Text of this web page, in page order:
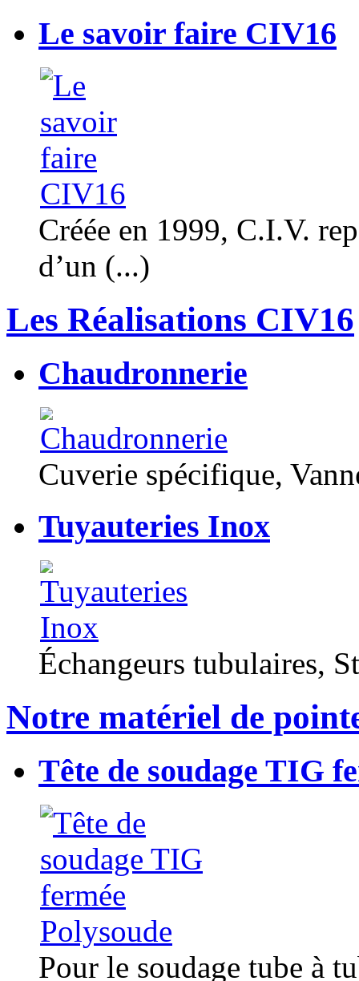
Le savoir faire CIV16
Créée en 1999, C.I.V.
d’un (...)
Les Réalisations CIV16
Chaudronnerie
Cuverie spécifique,
Tuyauteries Inox
Échangeurs tubulaires,
Notre matériel de
Tête de soudage TIG
Pour le soudage tube à